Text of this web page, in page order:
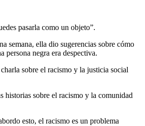
pasarla como un objeto”.
semana, ella dio sugerencias sobre cómo
persona negra era despectiva.
sobre el racismo y la justicia social
sobre el racismo y la comunidad
esto, el racismo es un problema